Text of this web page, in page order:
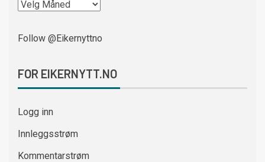
Follow @Eikernyttno
FOR EIKERNYTT.NO
Logg inn
Innleggsstrøm
Kommentarstrøm